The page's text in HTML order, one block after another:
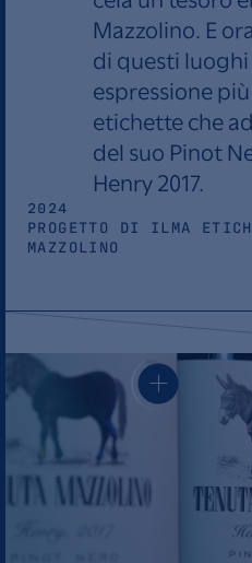
Mazzolino. E
di questi
espressione
etichette che
del suo Pinot
Henry 2017.
2024
PROGETTO DI ILMA
MAZZOLINO